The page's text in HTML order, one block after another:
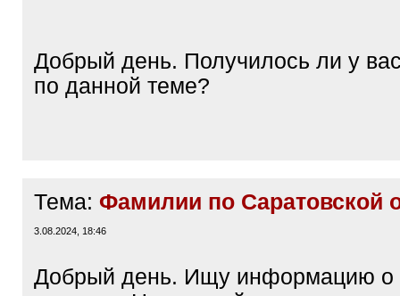
Добрый день. Получилось ли у
по данной теме?
Тема: Фамилии по Саратовской
3.08.2024, 18:46
Добрый день. Ищу информацию о